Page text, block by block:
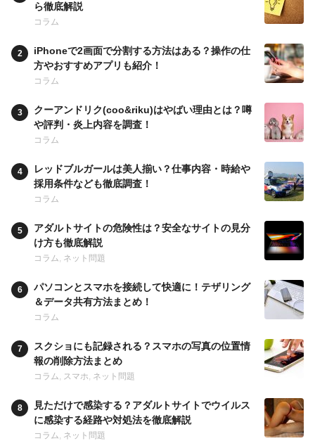
ら徹底解説
コラム
iPhoneで2画面で分割する方法はある？操作の仕
方やおすすめアプリも紹介！
コラム
クーアンドリク(coo&riku)はやばい理由とは？噂
や評判・炎上内容を調査！
コラム
レッドブルガールは美人揃い？仕事内容・時給や
採用条件なども徹底調査！
コラム
アダルトサイトの危険性は？安全なサイトの見分
け方も徹底解説
コラム, ネット問題
パソコンとスマホを接続して快適に！テザリング
＆データ共有方法まとめ！
コラム
スクショにも記録される？スマホの写真の位置情
報の削除方法まとめ
コラム, スマホ, ネット問題
見ただけで感染する？アダルトサイトでウイルス
に感染する経路や対処法を徹底解説
コラム, ネット問題